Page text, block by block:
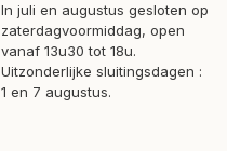
In juli en augustus gesloten op
zaterdagvoormiddag, open
vanaf 13u30 tot 18u.
Uitzonderlijke sluitingsdagen :
1 en 7 augustus.